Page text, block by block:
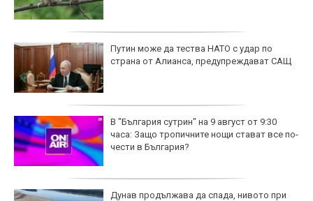
Путин може да тества НАТО с удар по
страна от Алианса, предупреждават САЩ
В "България сутрин" на 9 август от 9:30
часа: Защо тропичните нощи стават все по-
чести в България?
Дунав продължава да спада, нивото при